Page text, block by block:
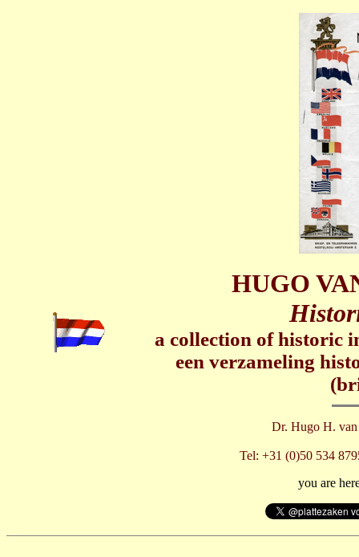
HUGO
a collection of historic
een verzameling
Dr. Hugo H.
Tel: +31 (0)50 534
you are